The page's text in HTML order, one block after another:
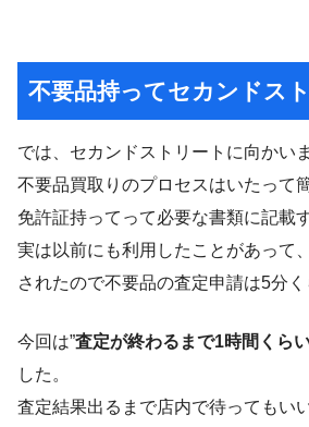
不要品持ってセカンドス
では、セカンドストリートに向かいま
不要品買取りのプロセスはいたって
免許証持ってって必要な書類に記載
実は以前にも利用したことがあって
されたので不要品の査定申請は5分
今回は”査定が終わるまで1時間くら
した。
査定結果出るまで店内で待ってもい